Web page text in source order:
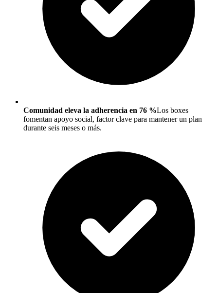
Comunidad eleva la adherencia en 76 %Los boxes
fomentan apoyo social, factor clave para mantener un plan
durante seis meses o más.